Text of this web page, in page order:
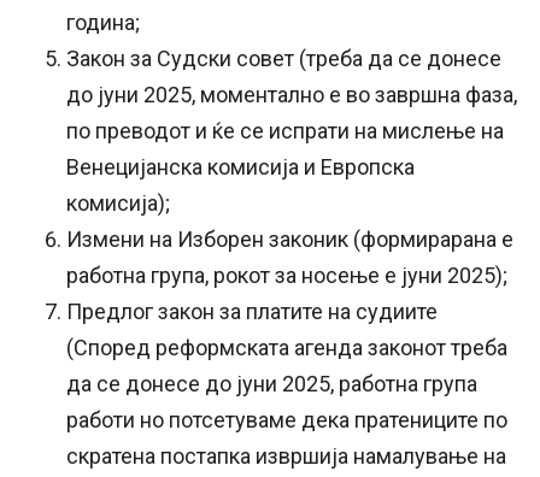
година;
Закон за Судски совет (треба да се донесе
до јуни 2025, моментално е во завршна фаза,
по преводот и ќе се испрати на мислење на
Венецијанска комисија и Европска
комисија);
Измени на Изборен законик (формирарана е
работна група, рокот за носење е јуни 2025);
Предлог закон за платите на судиите
(Според реформската агенда законот треба
да се донесе до јуни 2025, работна група
работи но потсетуваме дека пратениците по
скратена постапка извршија намалување на